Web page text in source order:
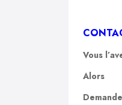
Vous
Alors